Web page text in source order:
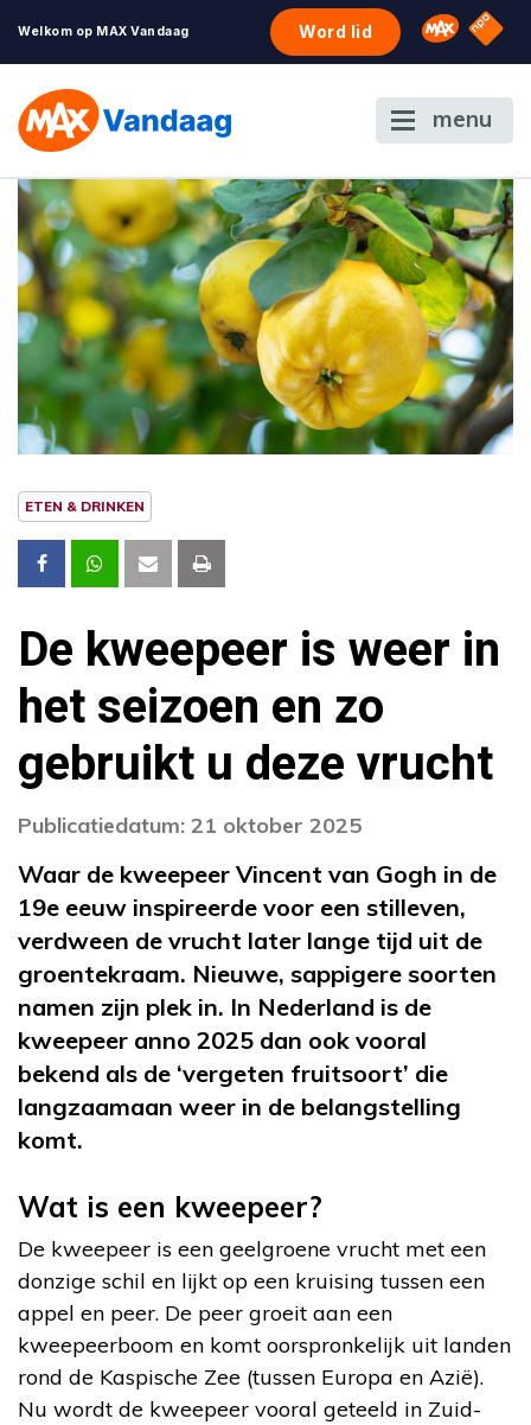
Welkom op MAX Vandaag Word lid Omroep
NPO
menu
ETEN & DRINKEN
De kweepeer is weer in
het seizoen en zo
gebruikt u deze vrucht
Publicatiedatum: 21 oktober 2025
Waar de kweepeer Vincent van Gogh in de
19e eeuw inspireerde voor een stilleven,
verdween de vrucht later lange tijd uit de
groentekraam. Nieuwe, sappigere soorten
namen zijn plek in. In Nederland is de
kweepeer anno 2025 dan ook vooral
bekend als de ‘vergeten fruitsoort’ die
langzaamaan weer in de belangstelling
komt.
Wat is een kweepeer?
De kweepeer is een geelgroene vrucht met een
donzige schil en lijkt op een kruising tussen een
appel en peer. De peer groeit aan een
kweepeerboom en komt oorspronkelijk uit landen
rond de Kaspische Zee (tussen Europa en Azië).
Nu wordt de kweepeer vooral geteeld in Zuid-